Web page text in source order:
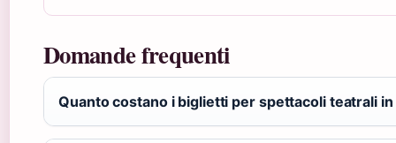
Domande frequenti
Quanto costano i biglietti per spettacoli teatrali in